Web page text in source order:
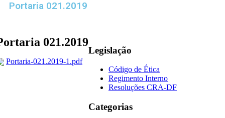
Portaria 021.2019
021.2019
Portaria-021.2019-1.pdf
Legislação
Código de Ética
Regimento Interno
Resoluções CRA-DF
Categorias